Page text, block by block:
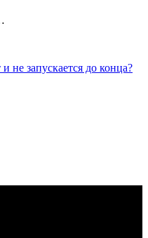
не запускается до конца?